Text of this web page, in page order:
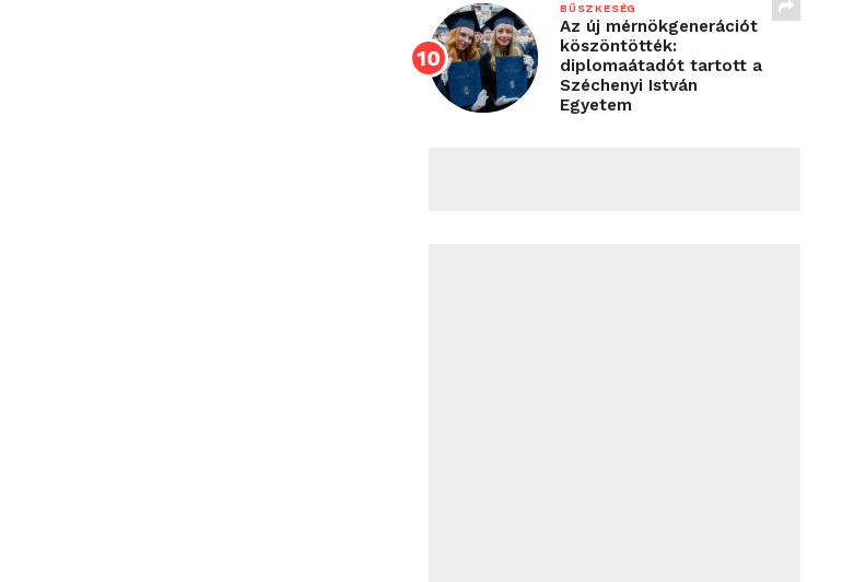
BÜSZKESÉG
Az új mérnökgenerációt
köszöntötték:
diplomaátadót tartott a
Széchenyi István
Egyetem